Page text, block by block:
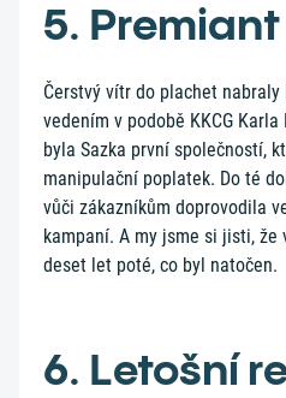
5.
Čerstvý vítr do plachet nabraly
vedením v podobě KKCG
byla Sazka první společností,
manipulační poplatek. Do té
vůči zákazníkům doprovodila
kampaní. A my jsme si jisti, že
deset let poté, co byl natočen.
6. Letošní